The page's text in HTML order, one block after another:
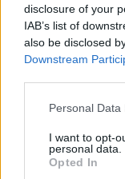
disclosure of your
IAB’s list of
also be disclosed
Downstream
Please note that
not limited to your
grant or deny
use your data for
Personal
I want to opt-
personal data.
Opted In
Leisinger Mozart-
A szimbólumok
Erlenburg, a